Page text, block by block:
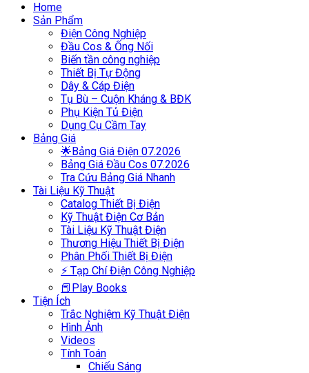
Home
Sản Phẩm
Điện Công Nghiệp
Đầu Cos & Ống Nối
Biến tần công nghiệp
Thiết Bị Tự Động
Dây & Cáp Điện
Tụ Bù – Cuộn Kháng & BĐK
Phụ Kiện Tủ Điện
Dụng Cụ Cầm Tay
Bảng Giá
🌟Bảng Giá Điện 07.2026
Bảng Giá Đầu Cos 07.2026
Tra Cứu Bảng Giá Nhanh
Tài Liệu Kỹ Thuật
Catalog Thiết Bị Điện
Kỹ Thuật Điện Cơ Bản
Tài Liệu Kỹ Thuật Điện
Thương Hiệu Thiết Bị Điện
Phân Phối Thiết Bị Điện
⚡ Tạp Chí Điện Công Nghiệp
📕Play Books
Tiện Ích
Trắc Nghiệm Kỹ Thuật Điện
Hình Ảnh
Videos
Tính Toán
Chiếu Sáng